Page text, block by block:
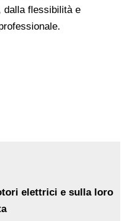
dalla flessibilità e
elettrici e sulla loro